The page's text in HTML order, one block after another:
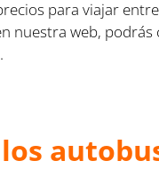
para viajar
nuestra web,